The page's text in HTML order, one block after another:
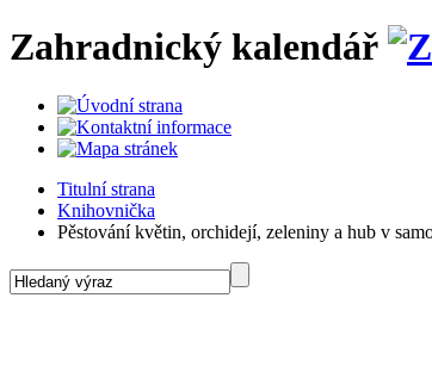
Zahradnický kalendář
Titulní strana
Knihovnička
Pěstování květin, orchidejí, zeleniny a hub v